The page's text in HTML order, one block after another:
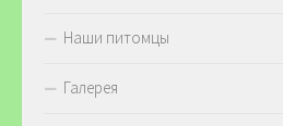
Наши питомцы
Галерея